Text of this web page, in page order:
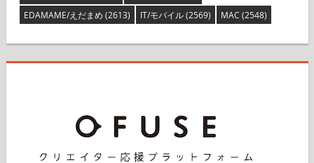
EDAMAME/えだまめ (2613) IT/モバイル(2569) MAC (2548)